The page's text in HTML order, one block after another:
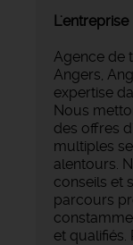
L'entreprise
Agence de
Angers,
expertise
Nous
des offres
multiples
alentours.
conseils et
parcours
et qualifiés.